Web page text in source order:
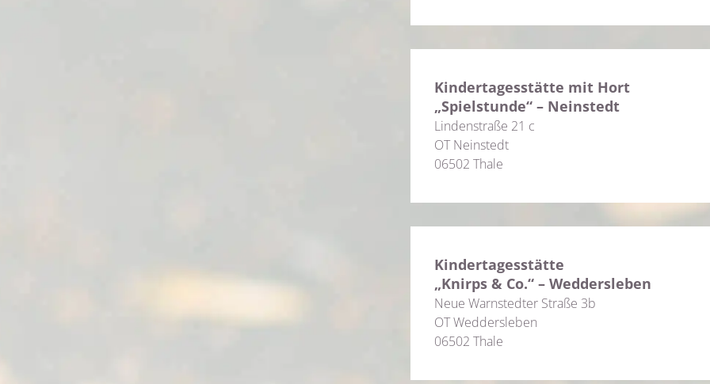
Kindertagesstätte mit Hort
„Spielstunde“ – Neinstedt
Lindenstraße 21 c
OT Neinstedt
06502 Thale
Kindertagesstätte
„Knirps & Co.“ – Weddersleben
Neue Warnstedter Straße 3b
OT Weddersleben
06502 Thale